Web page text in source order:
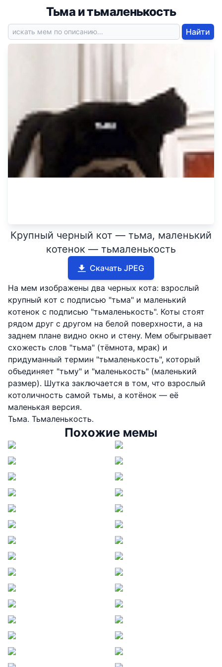
Тьма и тьмаленькость
Найти
Крупный черный кот — тьма, маленький
котенок — тьмаленькость
Скачать JPEG
На мем изображены два черных кота: взрослый
крупный кот с подписью "тьма" и маленький
котенок с подписью "тьмаленькость". Коты стоят
рядом друг с другом на белой поверхности, а на
заднем плане видно окно и стену. Мем обыгрывает
схожесть слов "тьма" (тёмнота, мрак) и
придуманный термин "тьмаленькость", который
объединяет "тьму" и "маленькость" (маленький
размер). Шутка заключается в том, что взрослый
котоличность самой тьмы, а котёнок — её
маленькая версия.
Тьма. Тьмаленькость.
Похожие мемы